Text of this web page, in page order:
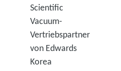
Scientific
Vacuum-
Vertriebspartner
von Edwards
Korea